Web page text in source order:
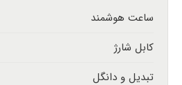
ساعت هوشمند
کابل شارژ
تبدیل و دانگل